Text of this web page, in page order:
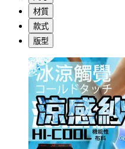
材質
款式
版型